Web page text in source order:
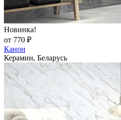
Новинка!
от 770 ₽
Канон
Керамин, Беларусь